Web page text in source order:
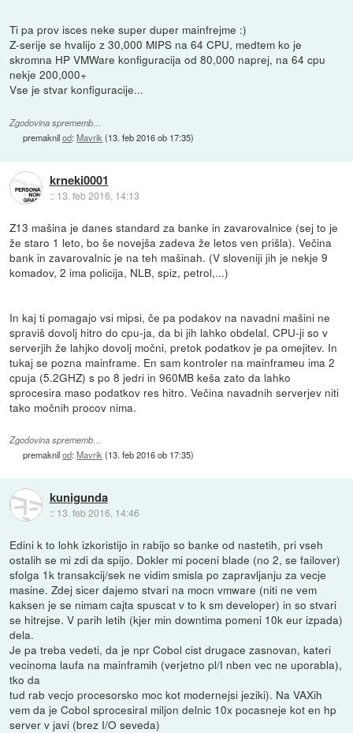
Ti pa prov isces neke super duper mainfrejme :)
Z-serije se hvalijo z 30,000 MIPS na 64 CPU, medtem ko je
skromna HP VMWare konfiguracija od 80,000 naprej, na 64 cpu
nekje 200,000+
Vse je stvar konfiguracije...
Zgodovina sprememb…
premaknilod:Mavrik (13. feb 2016 ob 17:35)
krneki0001
:: 13. feb 2016, 14:13
Z13 mašina je danes standard za banke in zavarovalnice (sej to je
že staro 1 leto, bo še novejša zadeva že letos ven prišla). Večina
bank in zavarovalnic je na teh mašinah. (V sloveniji jih je nekje 9
komadov, 2 ima policija, NLB, spiz, petrol,...)
In kaj ti pomagajo vsi mipsi, če pa podakov na navadni mašini ne
spraviš dovolj hitro do cpu-ja, da bi jih lahko obdelal. CPU-ji so v
serverjih že lahjko dovolj močni, pretok podatkov je pa omejitev. In
tukaj se pozna mainframe. En sam kontroler na mainframeu ima 2
cpuja (5.2GHZ) s po 8 jedri in 960MB keša zato da lahko
sprocesira maso podatkov res hitro. Večina navadnih serverjev niti
tako močnih procov nima.
Zgodovina sprememb…
premaknilod:Mavrik (13. feb 2016 ob 17:35)
kunigunda
:: 13. feb 2016, 14:46
Edini k to lohk izkoristijo in rabijo so banke od nastetih, pri vseh
ostalih se mi zdi da spijo. Dokler mi poceni blade (no 2, se failover)
sfolga 1k transakcij/sek ne vidim smisla po zapravljanju za vecje
masine. Zdej sicer dajemo stvari na mocn vmware (niti ne vem
kaksen je se nimam cajta spuscat v to k sm developer) in so stvari
se hitrejse. V parih letih (kjer min downtima pomeni 10k eur izpada)
dela.
Je pa treba vedeti, da je npr Cobol cist drugace zasnovan, kateri
vecinoma laufa na mainframih (verjetno pl/I nben vec ne uporabla),
tko da
tud rab vecjo procesorsko moc kot modernejsi jeziki). Na VAXih
vem da je Cobol sprocesiral miljon delnic 10x pocasneje kot en hp
server v javi (brez I/O seveda)